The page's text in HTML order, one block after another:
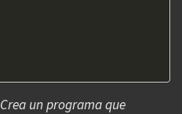
Crea un programa que